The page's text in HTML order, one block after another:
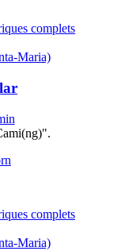
complets
Maria)
complets
Maria)